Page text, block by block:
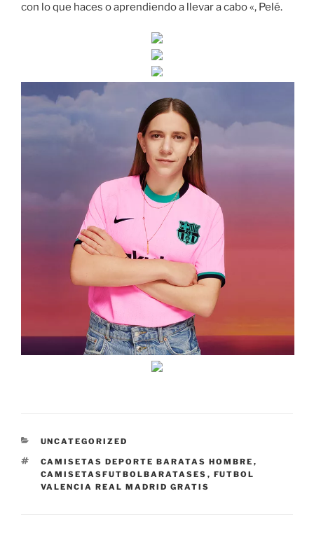
con lo que haces o aprendiendo a llevar a cabo «, Pelé.
CATEGORÍAS
UNCATEGORIZED
ETIQUETAS
CAMISETAS DEPORTE BARATAS HOMBRE ,
CAMISETASFUTBOLBARATASES , FUTBOL
VALENCIA REAL MADRID GRATIS